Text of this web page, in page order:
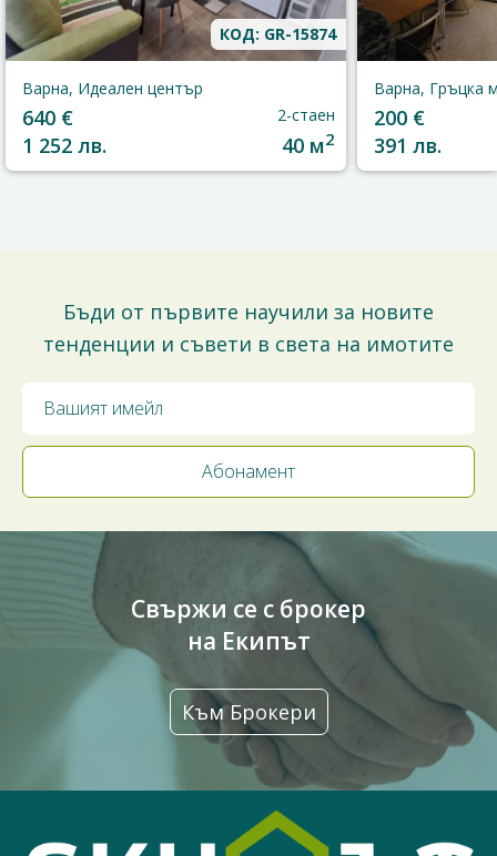
КОД: GR-15874
Варна, Идеален център
640 €
1 252 лв.
2-стаен
40 м2
Варна, Гръцка
200 €
391 лв.
Бъди от първите научили за новите
тенденции и съвети в света на имотите
Свържи се с брокер
на Екипът
Към Брокери